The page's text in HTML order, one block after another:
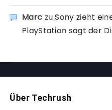
Marc zuSony zieht
PlayStation sagt der
Über Techrush